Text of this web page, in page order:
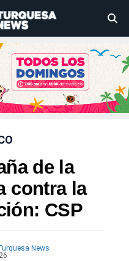
de la
contra la
CSP
News